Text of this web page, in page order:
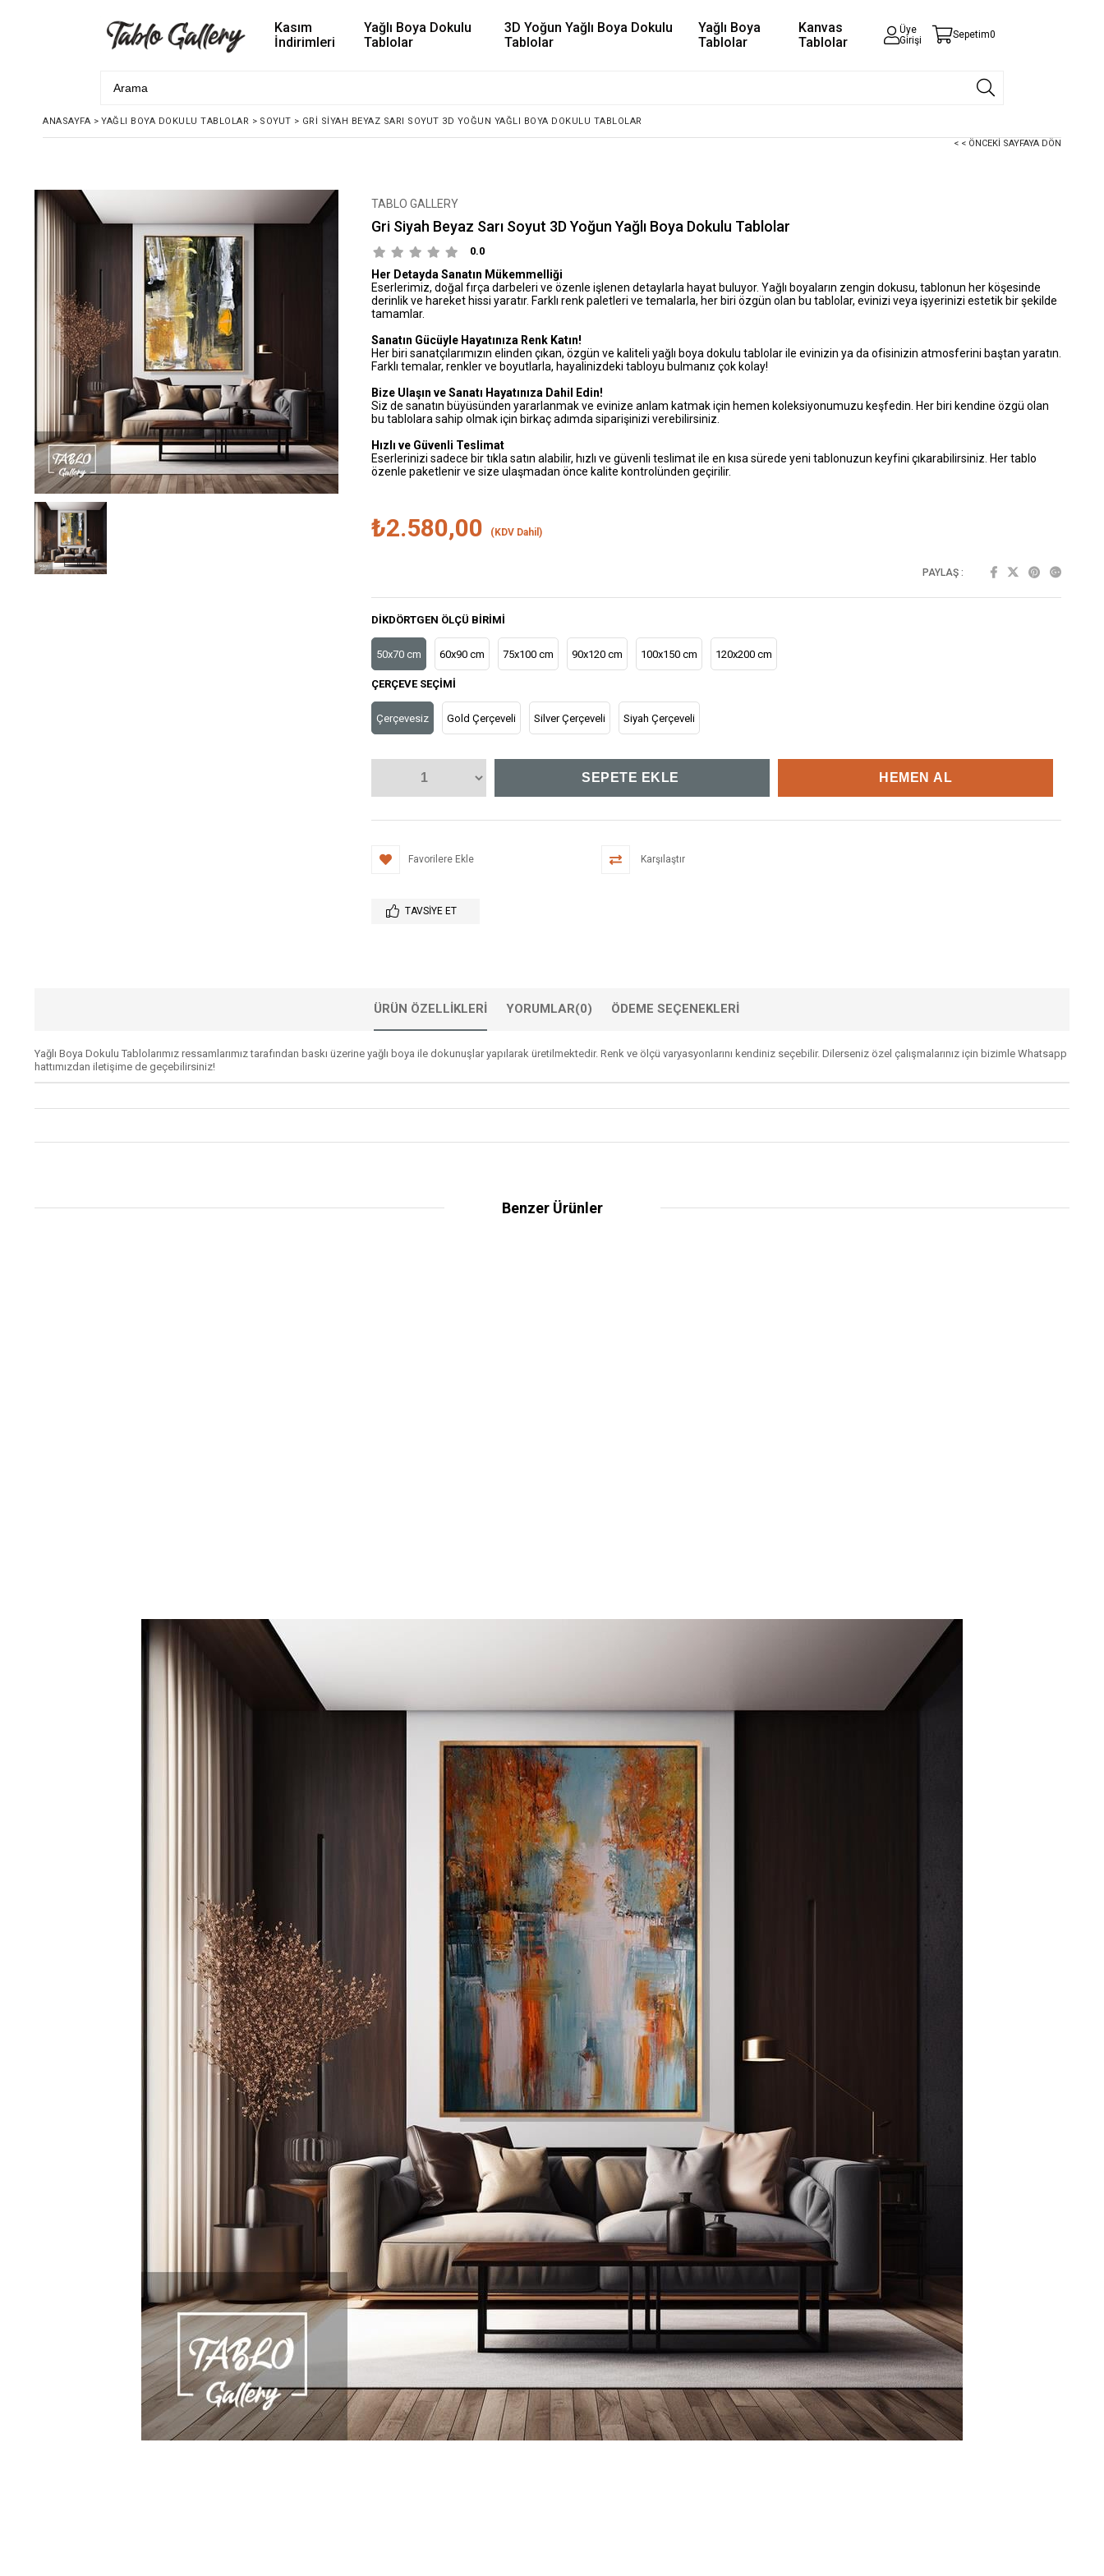
Kasım
İndirimleri
Yağlı Boya Dokulu
Tablolar
3D Yoğun Yağlı Boya Dokulu
Tablolar
Yağlı Boya
Tablolar
Kanvas
Tablolar
Üye
Girişi
Sepetim0
ANASAYFA > YAĞLI BOYA DOKULU TABLOLAR > SOYUT > GRI SIYAH BEYAZ SARI SOYUT 3D YOĞUN YAĞLI BOYA DOKULU TABLOLAR
< < ÖNCEKI SAYFAYA DÖN
TABLO GALLERY
Gri Siyah Beyaz Sarı Soyut 3D Yoğun Yağlı Boya Dokulu Tablolar
0.0
Her Detayda Sanatın Mükemmelliği
Eserlerimiz, doğal fırça darbeleri ve özenle işlenen detaylarla hayat buluyor. Yağlı boyaların zengin dokusu, tablonun her köşesinde
derinlik ve hareket hissi yaratır. Farklı renk paletleri ve temalarla, her biri özgün olan bu tablolar, evinizi veya işyerinizi estetik bir şekilde
tamamlar.
Sanatın Gücüyle Hayatınıza Renk Katın!
Her biri sanatçılarımızın elinden çıkan, özgün ve kaliteli yağlı boya dokulu tablolar ile evinizin ya da ofisinizin atmosferini baştan yaratın.
Farklı temalar, renkler ve boyutlarla, hayalinizdeki tabloyu bulmanız çok kolay!
Bize Ulaşın ve Sanatı Hayatınıza Dahil Edin!
Siz de sanatın büyüsünden yararlanmak ve evinize anlam katmak için hemen koleksiyonumuzu keşfedin. Her biri kendine özgü olan
bu tablolara sahip olmak için birkaç adımda siparişinizi verebilirsiniz.
Hızlı ve Güvenli Teslimat
Eserlerinizi sadece bir tıkla satın alabilir, hızlı ve güvenli teslimat ile en kısa sürede yeni tablonuzun keyfini çıkarabilirsiniz. Her tablo
özenle paketlenir ve size ulaşmadan önce kalite kontrolünden geçirilir.
₺2.580,00 (KDV Dahil)
PAYLAŞ :
DIKDÖRTGEN ÖLÇÜ BIRIMI
50x70 cm 60x90 cm 75x100 cm 90x120 cm 100x150 cm 120x200 cm
ÇERÇEVE SEÇIMI
Çerçevesiz Gold Çerçeveli Silver Çerçeveli Siyah Çerçeveli
Favorilere Ekle Karşılaştır
TAVSIYE ET
ÜRÜN ÖZELLIKLERI YORUMLAR(0) ÖDEME SEÇENEKLERI
Yağlı Boya Dokulu Tablolarımız ressamlarımız tarafından baskı üzerine yağlı boya ile dokunuşlar yapılarak üretilmektedir. Renk ve ölçü varyasyonlarını kendiniz seçebilir. Dilerseniz özel çalışmalarınız için bizimle Whatsapp
hattımızdan iletişime de geçebilirsiniz!
Benzer Ürünler